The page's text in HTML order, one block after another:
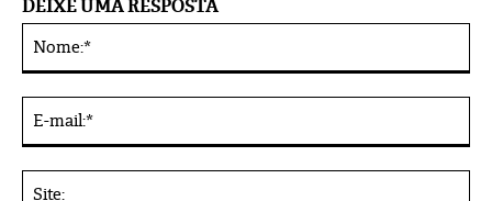
DEIXE UMA RESPOSTA